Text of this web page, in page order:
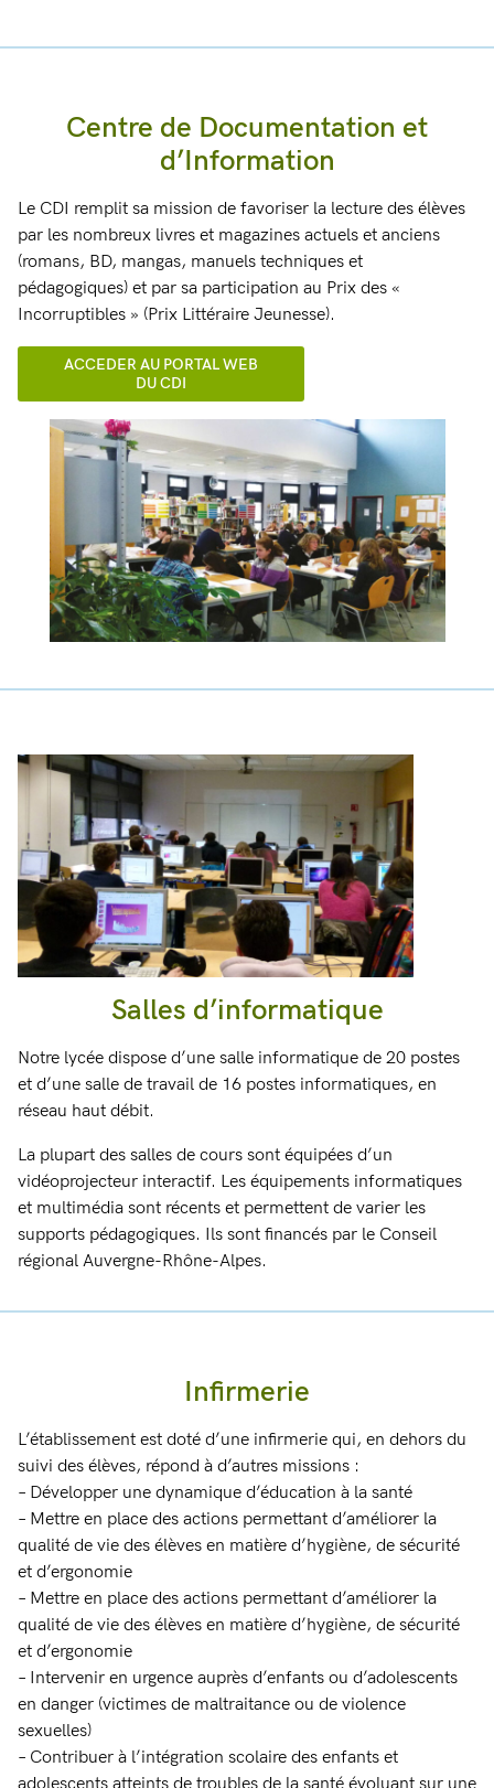
Centre de Documentation et
d’Information
Le CDI remplit sa mission de favoriser la lecture des élèves
par les nombreux livres et magazines actuels et anciens
(romans, BD, mangas, manuels techniques et
pédagogiques) et par sa participation au Prix des «
Incorruptibles » (Prix Littéraire Jeunesse).
ACCEDER AU PORTAL WEB
DU CDI
Salles d’informatique
Notre lycée dispose d’une salle informatique de 20 postes
et d’une salle de travail de 16 postes informatiques, en
réseau haut débit.
La plupart des salles de cours sont équipées d’un
vidéoprojecteur interactif. Les équipements informatiques
et multimédia sont récents et permettent de varier les
supports pédagogiques. Ils sont financés par le Conseil
régional Auvergne-Rhône-Alpes.
Infirmerie
L’établissement est doté d’une infirmerie qui, en dehors du
suivi des élèves, répond à d’autres missions :
– Développer une dynamique d’éducation à la santé
– Mettre en place des actions permettant d’améliorer la
qualité de vie des élèves en matière d’hygiène, de sécurité
et d’ergonomie
– Mettre en place des actions permettant d’améliorer la
qualité de vie des élèves en matière d’hygiène, de sécurité
et d’ergonomie
– Intervenir en urgence auprès d’enfants ou d’adolescents
en danger (victimes de maltraitance ou de violence
sexuelles)
– Contribuer à l’intégration scolaire des enfants et